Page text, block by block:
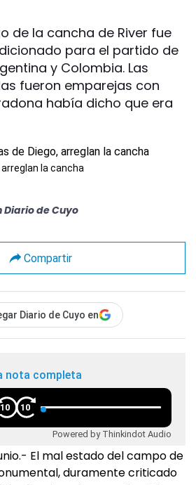
de la cancha de River fue
para el partido de
y Colombia. Las
fueron emparejas con
había dicho que era
la cancha
Diario de Cuyo
Compartir
Diario de Cuyo en
nota completa
10 10
Powered by Thinkindot Audio
El mal estado del campo de
duramente criticado